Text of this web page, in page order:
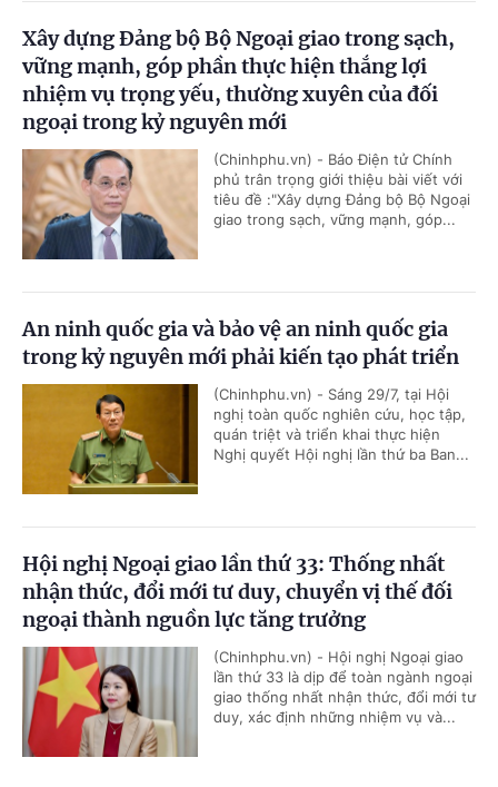
Xây dựng Đảng bộ Bộ Ngoại giao trong sạch,
vững mạnh, góp phần thực hiện thắng lợi
nhiệm vụ trọng yếu, thường xuyên của đối
ngoại trong kỷ nguyên mới
(Chinhphu.vn) - Báo Điện tử Chính
phủ trân trọng giới thiệu bài viết với
tiêu đề :"Xây dựng Đảng bộ Bộ Ngoại
giao trong sạch, vững mạnh, góp...
An ninh quốc gia và bảo vệ an ninh quốc gia
trong kỷ nguyên mới phải kiến tạo phát triển
(Chinhphu.vn) - Sáng 29/7, tại Hội
nghị toàn quốc nghiên cứu, học tập,
quán triệt và triển khai thực hiện
Nghị quyết Hội nghị lần thứ ba Ban...
Hội nghị Ngoại giao lần thứ 33: Thống nhất
nhận thức, đổi mới tư duy, chuyển vị thế đối
ngoại thành nguồn lực tăng trưởng
(Chinhphu.vn) - Hội nghị Ngoại giao
lần thứ 33 là dịp để toàn ngành ngoại
giao thống nhất nhận thức, đổi mới tư
duy, xác định những nhiệm vụ và...